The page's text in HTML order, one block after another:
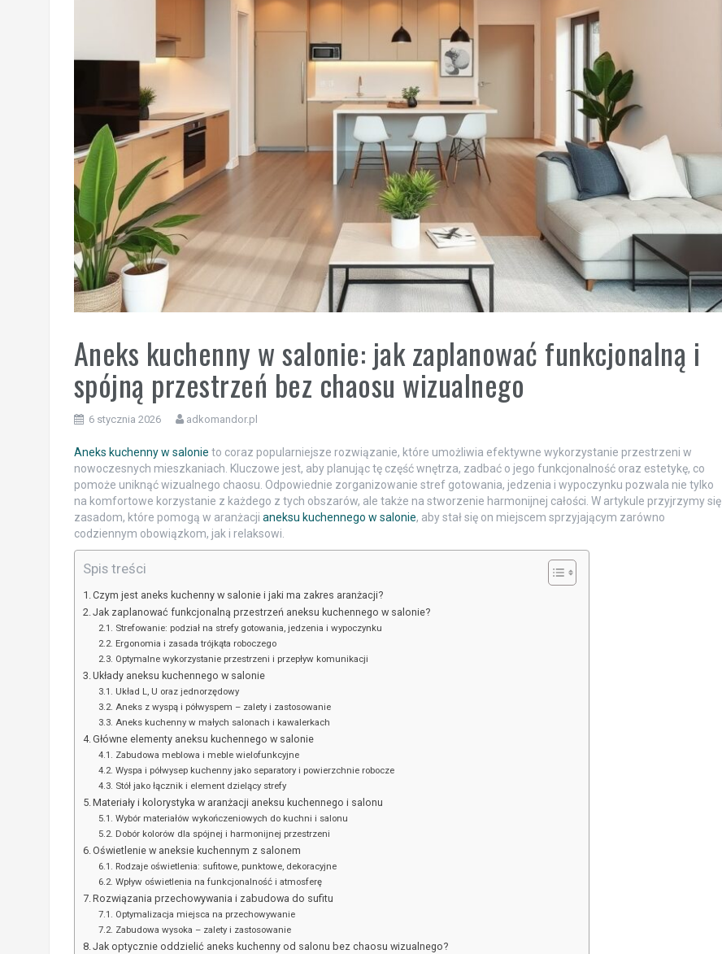
Aneks kuchenny w salonie: jak zaplanować funkcjonalną i
spójną przestrzeń bez chaosu wizualnego
6 stycznia 2026 adkomandor.pl
Aneks kuchenny w salonie to coraz popularniejsze rozwiązanie, które umożliwia efektywne wykorzystanie przestrzeni w
nowoczesnych mieszkaniach. Kluczowe jest, aby planując tę część wnętrza, zadbać o jego funkcjonalność oraz estetykę, co
pomoże uniknąć wizualnego chaosu. Odpowiednie zorganizowanie stref gotowania, jedzenia i wypoczynku pozwala nie tylko
na komfortowe korzystanie z każdego z tych obszarów, ale także na stworzenie harmonijnej całości. W artykule przyjrzymy się
zasadom, które pomogą w aranżacji aneksu kuchennego w salonie, aby stał się on miejscem sprzyjającym zarówno
codziennym obowiązkom, jak i relaksowi.
Spis treści
Czym jest aneks kuchenny w salonie i jaki ma zakres aranżacji?
Jak zaplanować funkcjonalną przestrzeń aneksu kuchennego w salonie?
Strefowanie: podział na strefy gotowania, jedzenia i wypoczynku
Ergonomia i zasada trójkąta roboczego
Optymalne wykorzystanie przestrzeni i przepływ komunikacji
Układy aneksu kuchennego w salonie
Układ L, U oraz jednorzędowy
Aneks z wyspą i półwyspem – zalety i zastosowanie
Aneks kuchenny w małych salonach i kawalerkach
Główne elementy aneksu kuchennego w salonie
Zabudowa meblowa i meble wielofunkcyjne
Wyspa i półwysep kuchenny jako separatory i powierzchnie robocze
Stół jako łącznik i element dzielący strefy
Materiały i kolorystyka w aranżacji aneksu kuchennego i salonu
Wybór materiałów wykończeniowych do kuchni i salonu
Dobór kolorów dla spójnej i harmonijnej przestrzeni
Oświetlenie w aneksie kuchennym z salonem
Rodzaje oświetlenia: sufitowe, punktowe, dekoracyjne
Wpływ oświetlenia na funkcjonalność i atmosferę
Rozwiązania przechowywania i zabudowa do sufitu
Optymalizacja miejsca na przechowywanie
Zabudowa wysoka – zalety i zastosowanie
Jak optycznie oddzielić aneks kuchenny od salonu bez chaosu wizualnego?